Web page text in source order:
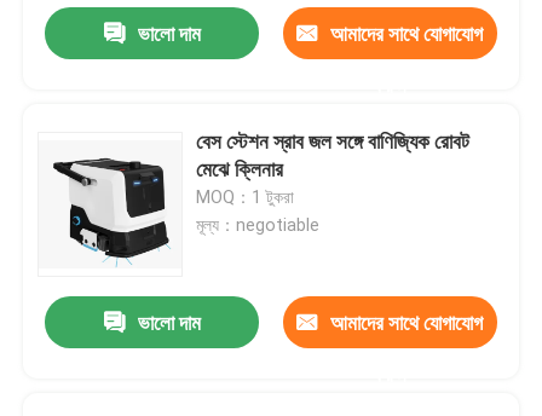
ভালো দাম আমাদের সাথে যোগাযোগ
বেস স্টেশন স্রাব জল সঙ্গে বাণিজ্যিক রোবট
মেঝে ক্লিনার
MOQ：1 টুকরা
মূল্য：negotiable
ভালো দাম আমাদের সাথে যোগাযোগ